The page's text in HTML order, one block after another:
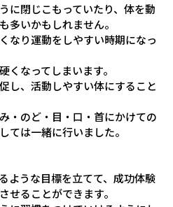
に閉じこもっていたり、体を動
多いかもしれません。
なり運動をしやすい時期になっ
くなってしまいます。
し、活動しやすい体にすること
・のど・目・口・首にかけての
ては一緒に行いました。
ような目標を立てて、成功体験
せることができます。